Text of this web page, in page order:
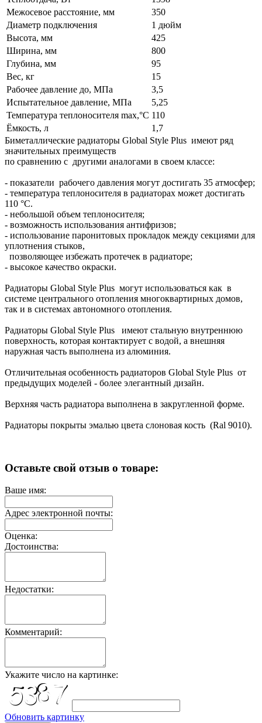
Межосевое расстояние, мм
350
Диаметр подключения
1 дюйм
Высота, мм
425
Ширина, мм
800
Глубина, мм
95
Вес, кг
15
Рабочее давление до, МПа
3,5
Испытательное давление, МПа
5,25
Температура теплоносителя max,°С 110
Ёмкость, л
1,7
Биметаллические радиаторы Global Style Plus имеют ряд
значительных преимуществ
по сравнению с другими аналогами в своем классе:
- показатели рабочего давления могут достигать 35 атмосфер;
- температура теплоносителя в радиаторах может достигать
110 °C.
- небольшой объем теплоносителя;
- возможность использования антифризов;
- использование паронитовых прокладок между секциями для
уплотнения стыков,
позволяющее избежать протечек в радиаторе;
- высокое качество окраски.
Радиаторы Global Style Plus могут использоваться как в
системе центрального отопления многоквартирных домов,
так и в системах автономного отопления.
Радиаторы Global Style Plus имеют стальную внутреннюю
поверхность, которая контактирует с водой, а внешняя
наружная часть выполнена из алюминия.
Отличительная особенность радиаторов Global Style Plus от
предыдущих моделей - более элегантный дизайн.
Верхняя часть радиатора выполнена в закругленной форме.
Радиаторы покрыты эмалью цвета слоновая кость (Ral 9010).
Оставьте свой отзыв о товаре:
Ваше имя:
Адрес электронной почты:
Оценка:
Достоинства:
Недостатки:
Комментарий:
Укажите число на картинке:
Обновить картинку